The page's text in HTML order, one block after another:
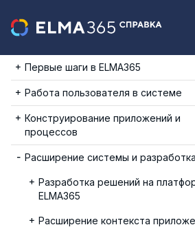
Первые шаги в ELMA365
Работа пользователя в системе
Конструирование приложений и
процессов
Расширение системы и разработка
Разработка решений на
ELMA365
Расширение контекста